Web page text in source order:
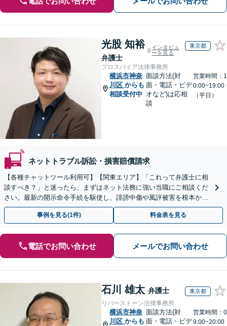
光股 知裕
弁護士
インタビュ
ーを見る
東京都
プロスパイア法律事務所
横浜市神奈
川区 からも
相談受付中
面談方法(対
面・電話・ビデ
オなど)は応相
談
営業時間：1
0:00~19:00
（平日）
ネットトラブル訴訟・損害賠償請求
【各種チャットツール利用可】【関東エリア】「これって弁護士に相
談すべき？」と迷ったら、まずはネット法務に強い当職にご相談くだ
さい。最新の開示命令手続を駆使し、誹謗中傷や風評被害を根本から
解決します。最終的な終結を見据えて適切に対応します。
事例を見る(1件) 料金表を見る
電話でお問い合わせ メールでお問い合わせ
石川 雄太 弁護士 東京都
リバーストーン法律事務所
横浜市神奈
川区 からも
面談方法(対
面・電話・ビデ
営業時間：0
9:00~20:00